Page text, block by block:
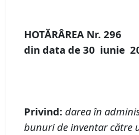
HOTĂRÂREA Nr. 296
din data de 30 iunie
Privind: dareaîn
bunuri de inventarcătre